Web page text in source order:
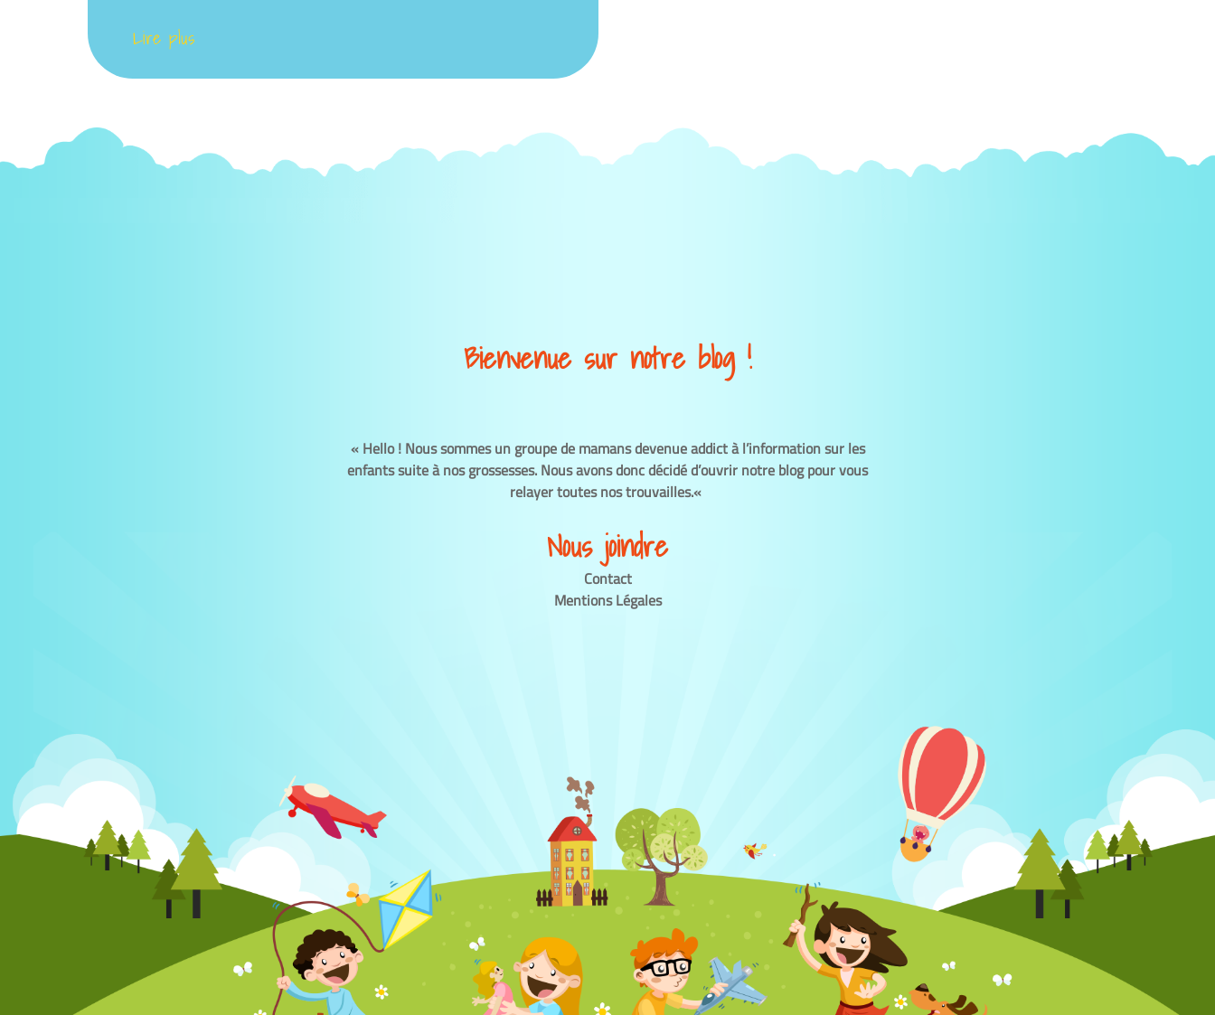
Lire plus
Bienvenue sur notre blog !
« Hello!Nous sommes un groupe de mamans devenue addict à l’information sur les
enfants suite à nos grossesses. Nous avons donc décidé d’ouvrir notre blog pour vous
relayer toutes nos trouvailles.«
Nous joindre
Contact
Mentions Légales